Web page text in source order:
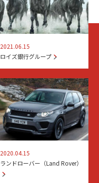
2021.06.15
ロイズ銀行グループ
2020.04.15
ランドローバー（Land Rover）